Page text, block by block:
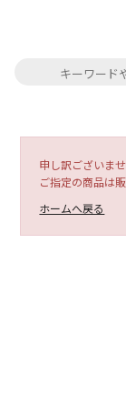
申し訳ございませ
ご指定の商品は
ホームへ戻る